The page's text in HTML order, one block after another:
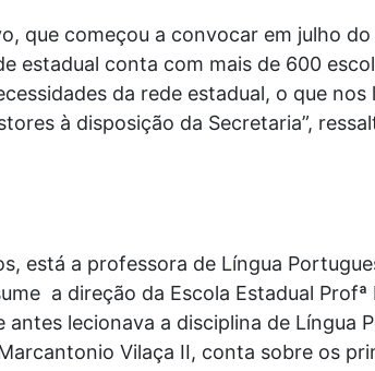
que começou a convocar em julho
estadual conta com mais de 600
da rede estadual, o que nos
à disposição da Secretaria”,
está a professora de Língua
a direção da Escola Estadual
lecionava a disciplina de Língua
Vilaça II, conta sobre os